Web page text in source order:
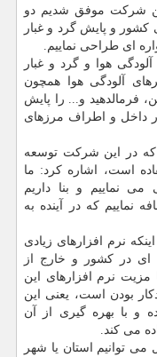
شرکت موفق شدیم دو
کشور و پایش گرد و غبار
ای طراحی نماییم.
هوا و گرد و غبار
آلودگی هوا همچون
فرمالدهید و... را پایش
داخل و اطراف مرزهای
که در این شرکت توسعه
است، اشاره کرد: ما
می نماییم و بنا داریم
نماییم که در آینده به
نرم افزارهای زیادی
ای در کشور و خارج از
نرم افزارهای این
بودن است، یعنی این
و با بهره گیری از آن
می کند.
توانیم استان یا شهر